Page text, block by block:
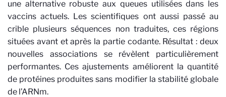
une alternative robuste aux queues utilisées dans les
vaccins actuels. Les scientifiques ont aussi passé au
crible plusieurs séquences non traduites, ces régions
situées avant et après la partie codante. Résultat : deux
nouvelles associations se révèlent particulièrement
performantes. Ces ajustements améliorent la quantité
de protéines produites sans modifier la stabilité globale
de l’ARNm.